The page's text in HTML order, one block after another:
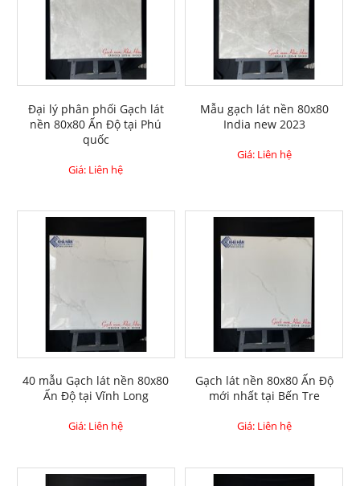
Đại lý phân phối Gạch lát
nền 80x80 Ấn Độ tại Phú
quốc
Giá: Liên hệ
Mẫu gạch lát nền 80x80
India new 2023
Giá: Liên hệ
40 mẫu Gạch lát nền 80x80
Ấn Độ tại Vĩnh Long
Giá: Liên hệ
Gạch lát nền 80x80 Ấn Độ
mới nhất tại Bến Tre
Giá: Liên hệ